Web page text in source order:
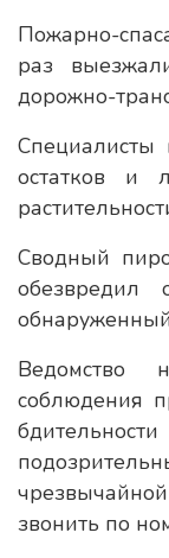
Пожарно-
раз
дорожно-
Специалисты
остатков и
Сводный
обезвредил
Ведомство
соблюдения
звонить по